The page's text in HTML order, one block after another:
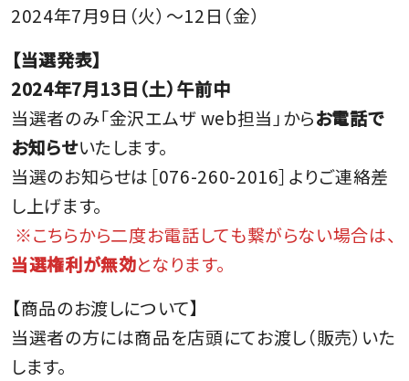
2024年7月9日（火）～12日（金）
【当選発表】
2024年7月13日（土）午前中
当選者のみ「金沢エムザ web担当」からお電話で
お知らせいたします。
当選のお知らせは［076-260-2016］よりご連絡差
し上げます。
※こちらから二度お電話しても繋がらない場合は、
当選権利が無効となります。
【商品のお渡しについて】
当選者の方には商品を店頭にてお渡し（販売）いた
します。